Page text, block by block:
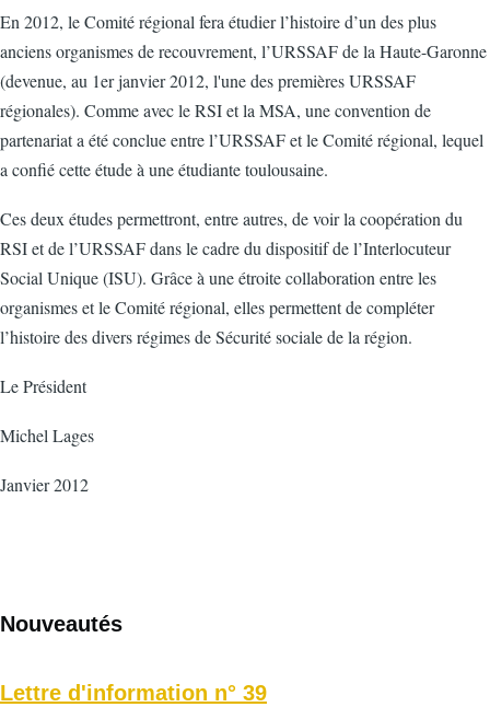
En 2012, le Comité régional fera étudier l’histoire d’un des plus
anciens organismes de recouvrement, l’URSSAF de la Haute-Garonne
(devenue, au 1er janvier 2012, l'une des premières URSSAF
régionales). Comme avec le RSI et la MSA, une convention de
partenariat a été conclue entre l’URSSAF et le Comité régional, lequel
a confié cette étude à une étudiante toulousaine.
Ces deux études permettront, entre autres, de voir la coopération du
RSI et de l’URSSAF dans le cadre du dispositif de l’Interlocuteur
Social Unique (ISU). Grâce à une étroite collaboration entre les
organismes et le Comité régional, elles permettent de compléter
l’histoire des divers régimes de Sécurité sociale de la région.
Le Président
Michel Lages
Janvier 2012
Nouveautés
Lettre d'information n° 39